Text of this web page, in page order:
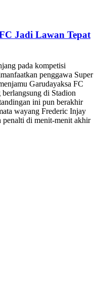
Jadi Lawan Tepat
pada kompetisi
penggawa Super
Garudayaksa FC
di Stadion
ini pun berakhir
wayang Frederic Injay
penalti di menit-menit akhir